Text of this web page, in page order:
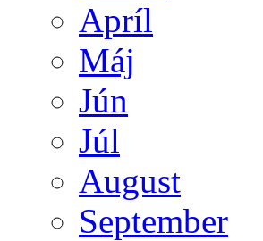
Apríl
Máj
Jún
Júl
August
September